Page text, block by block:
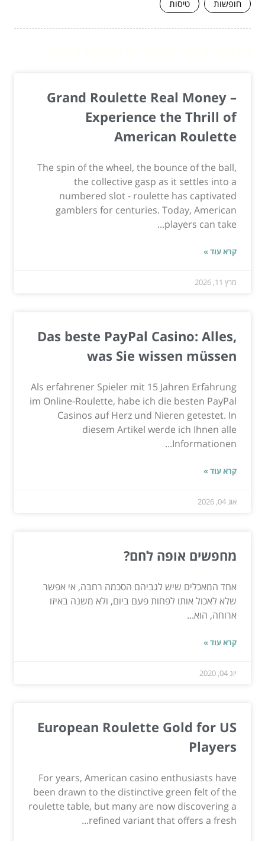
חופשות
טיסות
Grand Roulette Real Money –
Experience the Thrill of
American Roulette
The spin of the wheel, the bounce of the ball,
the collective gasp as it settles into a
numbered slot - roulette has captivated
gamblers for centuries. Today, American
players can take...
קרא עוד »
מרץ 11, 2026
Das beste PayPal Casino: Alles,
was Sie wissen müssen
Als erfahrener Spieler mit 15 Jahren Erfahrung
im Online-Roulette, habe ich die besten PayPal
Casinos auf Herz und Nieren getestet. In
diesem Artikel werde ich Ihnen alle
Informationen...
קרא עוד »
אוג 04, 2026
מחפשים אופה לחם?
אחד המאכלים שיש לגביהם הסכמה רחבה, אי אפשר
שלא לאכול אותו לפחות פעם ביום, ולא משנה באיזו
ארוחה, הוא...
קרא עוד »
יונ 04, 2020
European Roulette Gold for US
Players
For years, American casino enthusiasts have
been drawn to the distinctive green felt of the
roulette table, but many are now discovering a
refined variant that offers a fresh...